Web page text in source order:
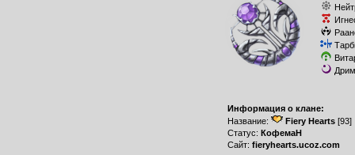
Информация о клане:
Название:
Fiery Hearts[93]
Статус: КофемаН
Сайт: fieryhearts.ucoz.com